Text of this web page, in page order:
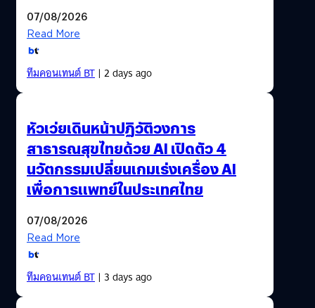
07/08/2026
Read More
ทีมคอนเทนต์ BT| 2 days ago
หัวเว่ยเดินหน้าปฏิวัติวงการ
สาธารณสุขไทยด้วย AI เปิดตัว 4
นวัตกรรมเปลี่ยนเกมเร่งเครื่อง AI
เพื่อการแพทย์ในประเทศไทย
07/08/2026
Read More
ทีมคอนเทนต์ BT| 3 days ago